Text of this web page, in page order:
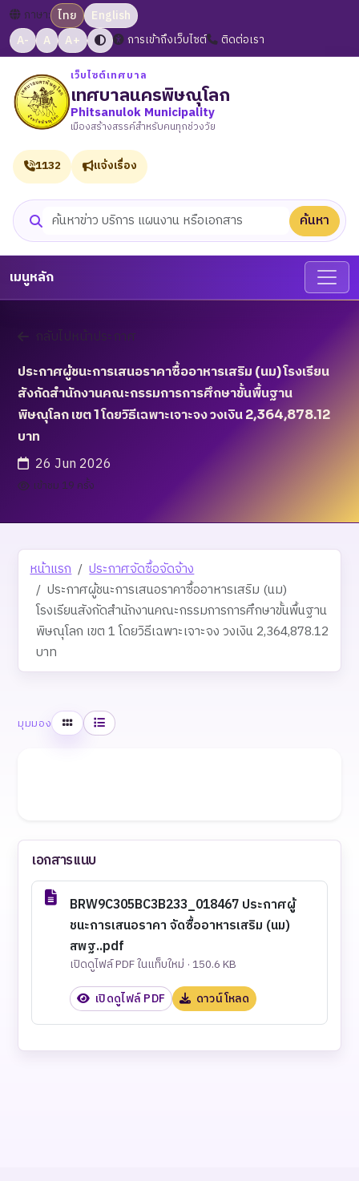
ภาษา: ไทย
English
A-
A A+ การเข้าถึงเว็บไซต์ ติดต่อเรา
เว็บไซต์เทศบาล
เทศบาลนครพิษณุโลก
Phitsanulok Municipality
เมืองสร้างสรรค์สำหรับคนทุกช่วงวัย
ค้นหาเว็บไซต์ ค้นหา
1132 แจ้งเรื่อง
เมนูหลัก
กลับไปหน้าประกาศ
ประกาศผู้ชนะการเสนอราคาซื้ออาหารเสริม (นม) โรงเรียน
สังกัดสำนักงานคณะกรรมการการศึกษาขั้นพื้นฐาน
พิษณุโลก เขต 1 โดยวิธีเฉพาะเจาะจง วงเงิน 2,364,878.12
บาท
26 Jun 2026
เข้าชม 19 ครั้ง
หน้าแรก
ประกาศจัดซื้อจัดจ้าง
ประกาศผู้ชนะการเสนอราคาซื้ออาหารเสริม (นม)
โรงเรียนสังกัดสำนักงานคณะกรรมการการศึกษาขั้นพื้นฐาน
พิษณุโลก เขต 1 โดยวิธีเฉพาะเจาะจง วงเงิน 2,364,878.12
บาท
มุมมอง ตารางรายการ
เอกสารแนบ
BRW9C305BC3B233_018467 ประกาศผู้
ชนะการเสนอราคา จัดซื้ออาหารเสริม (นม)
สพฐ..pdf
เปิดดูไฟล์ PDF ในแท็บใหม่ · 150.6 KB
เปิดดูไฟล์ PDF ดาวน์โหลด